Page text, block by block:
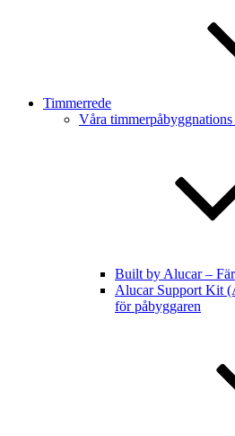
Timmerrede
Våra
Built by Alucar –
Alucar Support Kit
för påbyggaren